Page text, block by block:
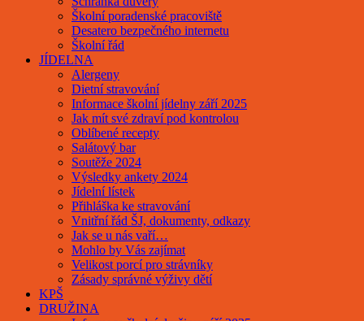
Školní poradenské pracoviště
Desatero bezpečného internetu
Školní řád
JÍDELNA
Alergeny
Dietní stravování
Informace školní jídelny září 2025
Jak mít své zdraví pod kontrolou
Oblíbené recepty
Salátový bar
Soutěže 2024
Výsledky ankety 2024
Jídelní lístek
Přihláška ke stravování
Vnitřní řád ŠJ, dokumenty, odkazy
Jak se u nás vaří…
Mohlo by Vás zajímat
Velikost porcí pro strávníky
Zásady správné výživy dětí
KPŠ
DRUŽINA